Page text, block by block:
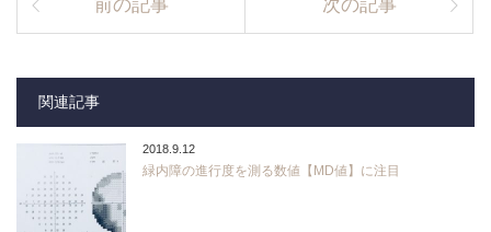
前の記事 次の記事
関連記事
2018.9.12
緑内障の進行度を測る数値【MD値】に注目